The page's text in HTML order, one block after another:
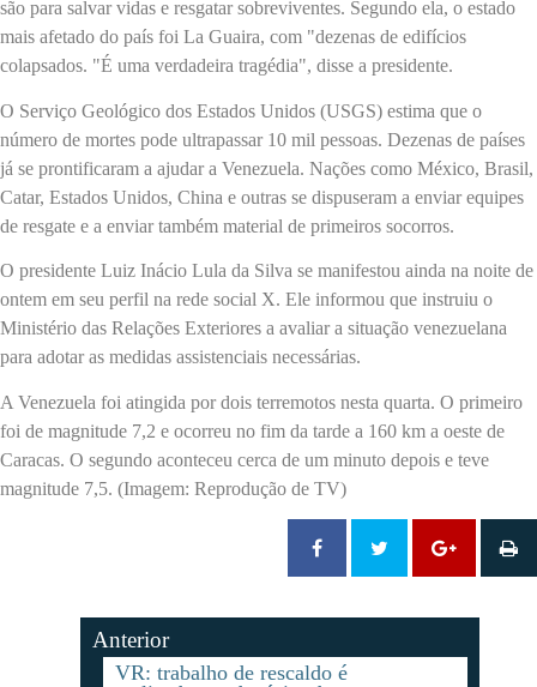
são para salvar vidas e resgatar sobreviventes. Segundo ela, o estado
mais afetado do país foi La Guaira, com "dezenas de edifícios
colapsados. "É uma verdadeira tragédia", disse a presidente.
O Serviço Geológico dos Estados Unidos (USGS) estima que o
número de mortes pode ultrapassar 10 mil pessoas. Dezenas de países
já se prontificaram a ajudar a Venezuela. Nações como México, Brasil,
Catar, Estados Unidos, China e outras se dispuseram a enviar equipes
de resgate e a enviar também material de primeiros socorros.
O presidente Luiz Inácio Lula da Silva se manifestou ainda na noite de
ontem em seu perfil na rede social X. Ele informou que instruiu o
Ministério das Relações Exteriores a avaliar a situação venezuelana
para adotar as medidas assistenciais necessárias.
A Venezuela foi atingida por dois terremotos nesta quarta. O primeiro
foi de magnitude 7,2 e ocorreu no fim da tarde a 160 km a oeste de
Caracas. O segundo aconteceu cerca de um minuto depois e teve
magnitude 7,5. (Imagem: Reprodução de TV)
Anterior
VR: trabalho de rescaldo é